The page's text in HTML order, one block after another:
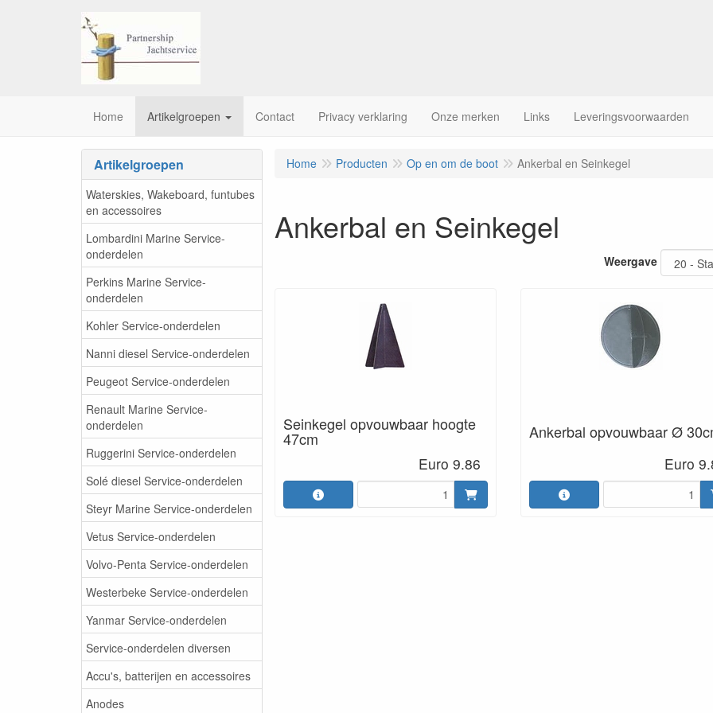
Home Artikelgroepen Contact Privacy verklaring Onze merken Links Leveringsvoorwaarden
Artikelgroepen
Waterskies, Wakeboard, funtubes
en accessoires
Lombardini Marine Service-
onderdelen
Perkins Marine Service-
onderdelen
Kohler Service-onderdelen
Nanni diesel Service-onderdelen
Peugeot Service-onderdelen
Renault Marine Service-
onderdelen
Ruggerini Service-onderdelen
Solé diesel Service-onderdelen
Steyr Marine Service-onderdelen
Vetus Service-onderdelen
Volvo-Penta Service-onderdelen
Westerbeke Service-onderdelen
Yanmar Service-onderdelen
Service-onderdelen diversen
Accu's, batterijen en accessoires
Anodes
Home Producten Op en om de boot Ankerbal en Seinkegel
Ankerbal en Seinkegel
Weergave
Seinkegel opvouwbaar hoogte
47cm
Euro 9.86
Ankerbal opvouwbaar Ø
Euro